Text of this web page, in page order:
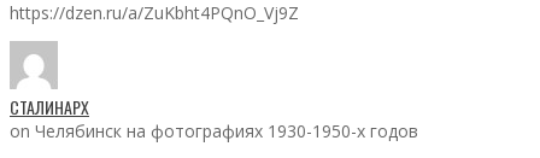
https://dzen.ru/a/ZuKbht4PQnO_Vj9Z
СТАЛИНАРХ
on Челябинск на фотографиях 1930-1950-х годов